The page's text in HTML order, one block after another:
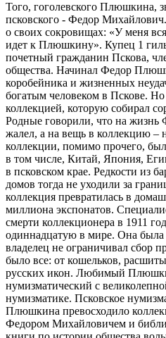
Того, гоголевского Плюшкина,
псковского - Федор
о своих сокровищах: «У меня
идет к Плюшкину». Купец 1
почетный гражданин Пскова,
общества. Начинал Федор
коробейника и жизненных
богатым человеком в Пскове.
коллекцией, которую собирал
Родные говорили, что на жизнь
жалел, а на вещь в коллекцию –
коллекции, помимо прочего,
в том числе, Китай, Япония,
в псковском крае. Редкости из
домов тогда не уходили за
коллекция превратилась в
миллиона экспонатов.
смерти коллекционера в 1911
одиннадцатую в мире. Она была
владелец не ограничивал сбор
было все: от кошельков,
русских икон. Любимый
нумизматический с
нумизматике. Псковское
Плюшкина превосходило
Федором Михайловичем и